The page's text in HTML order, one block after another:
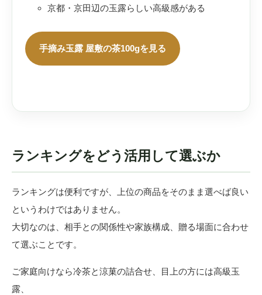
京都・京田辺の玉露らしい高級感がある
手摘み玉露 屋敷の茶100gを見る
ランキングをどう活用して選ぶか
ランキングは便利ですが、上位の商品をそのまま選べば良い
というわけではありません。
大切なのは、相手との関係性や家族構成、贈る場面に合わせ
て選ぶことです。
ご家庭向けなら冷茶と涼菓の詰合せ、目上の方には高級玉
露、